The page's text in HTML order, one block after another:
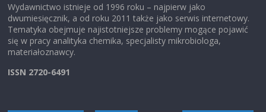
Wydawnictwo istnieje od 1996 roku – najpierw jako
dwumiesięcznik, a od roku 2011 także jako serwis internetowy.
Tematyka obejmuje najistotniejsze problemy mogące pojawić
się w pracy analityka chemika, specjalisty mikrobiologa,
materiałoznawcy.
ISSN 2720-6491